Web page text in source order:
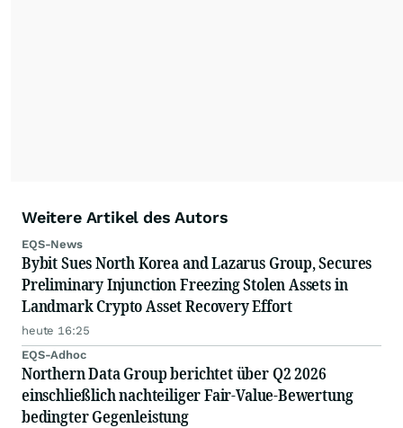
Weitere Artikel des Autors
EQS-News
Bybit Sues North Korea and Lazarus Group, Secures
Preliminary Injunction Freezing Stolen Assets in
Landmark Crypto Asset Recovery Effort
heute 16:25
EQS-Adhoc
Northern Data Group berichtet über Q2 2026
einschließlich nachteiliger Fair-Value-Bewertung
bedingter Gegenleistung